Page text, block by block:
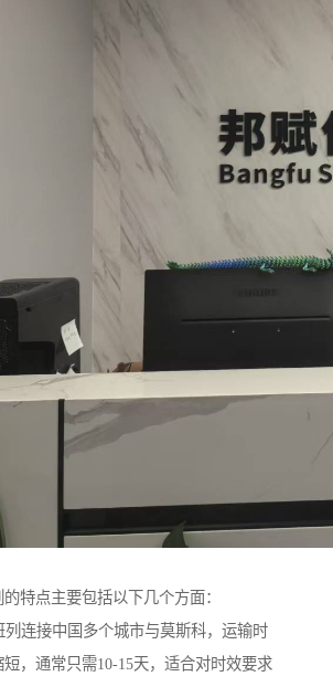
特点主要包括以下几个方面：
列连接中国多个城市与莫斯科，运输时
，通常只需10-15天，适合对时效要求